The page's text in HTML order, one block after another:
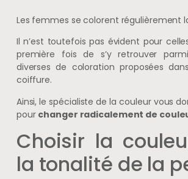
Les femmes se colorent régulièrement
Il n’est toutefois pas évident pour
première fois de s’y retrouver
diverses de coloration proposées
coiffure.
Ainsi, le spécialiste de la couleur vous
pour changer radicalement de
Choisir la
la tonalité de la